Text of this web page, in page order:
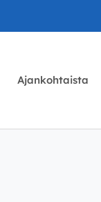
Ajankohtaista